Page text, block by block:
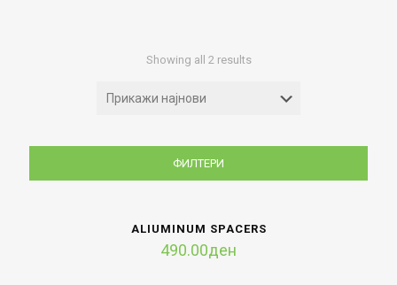
Showing all 2 resultsSorted
ФИЛТЕРИ
ALIUMINUM SPACERS
490.00ден